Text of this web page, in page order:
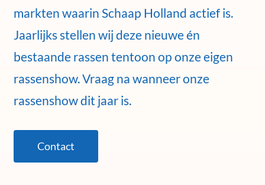
markten waarin Schaap Holland actief is.
Jaarlijks stellen wij deze nieuwe én
bestaande rassen tentoon op onze eigen
rassenshow. Vraag na wanneer onze
rassenshow dit jaar is.
Contact